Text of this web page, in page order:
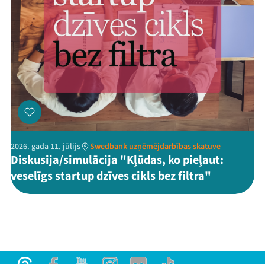
2026. gada 11. jūlijs Swedbank uzņēmējdarbības skatuve
Diskusija/simulācija "Kļūdas, ko pieļaut:
veselīgs startup dzīves cikls bez filtra"